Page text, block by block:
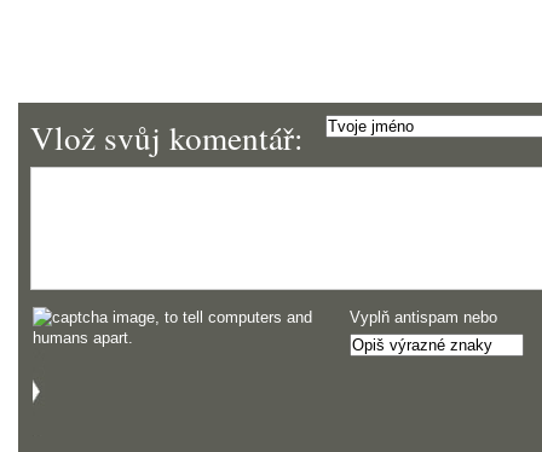
Vlož svůj komentář:
Vyplň antispam nebo